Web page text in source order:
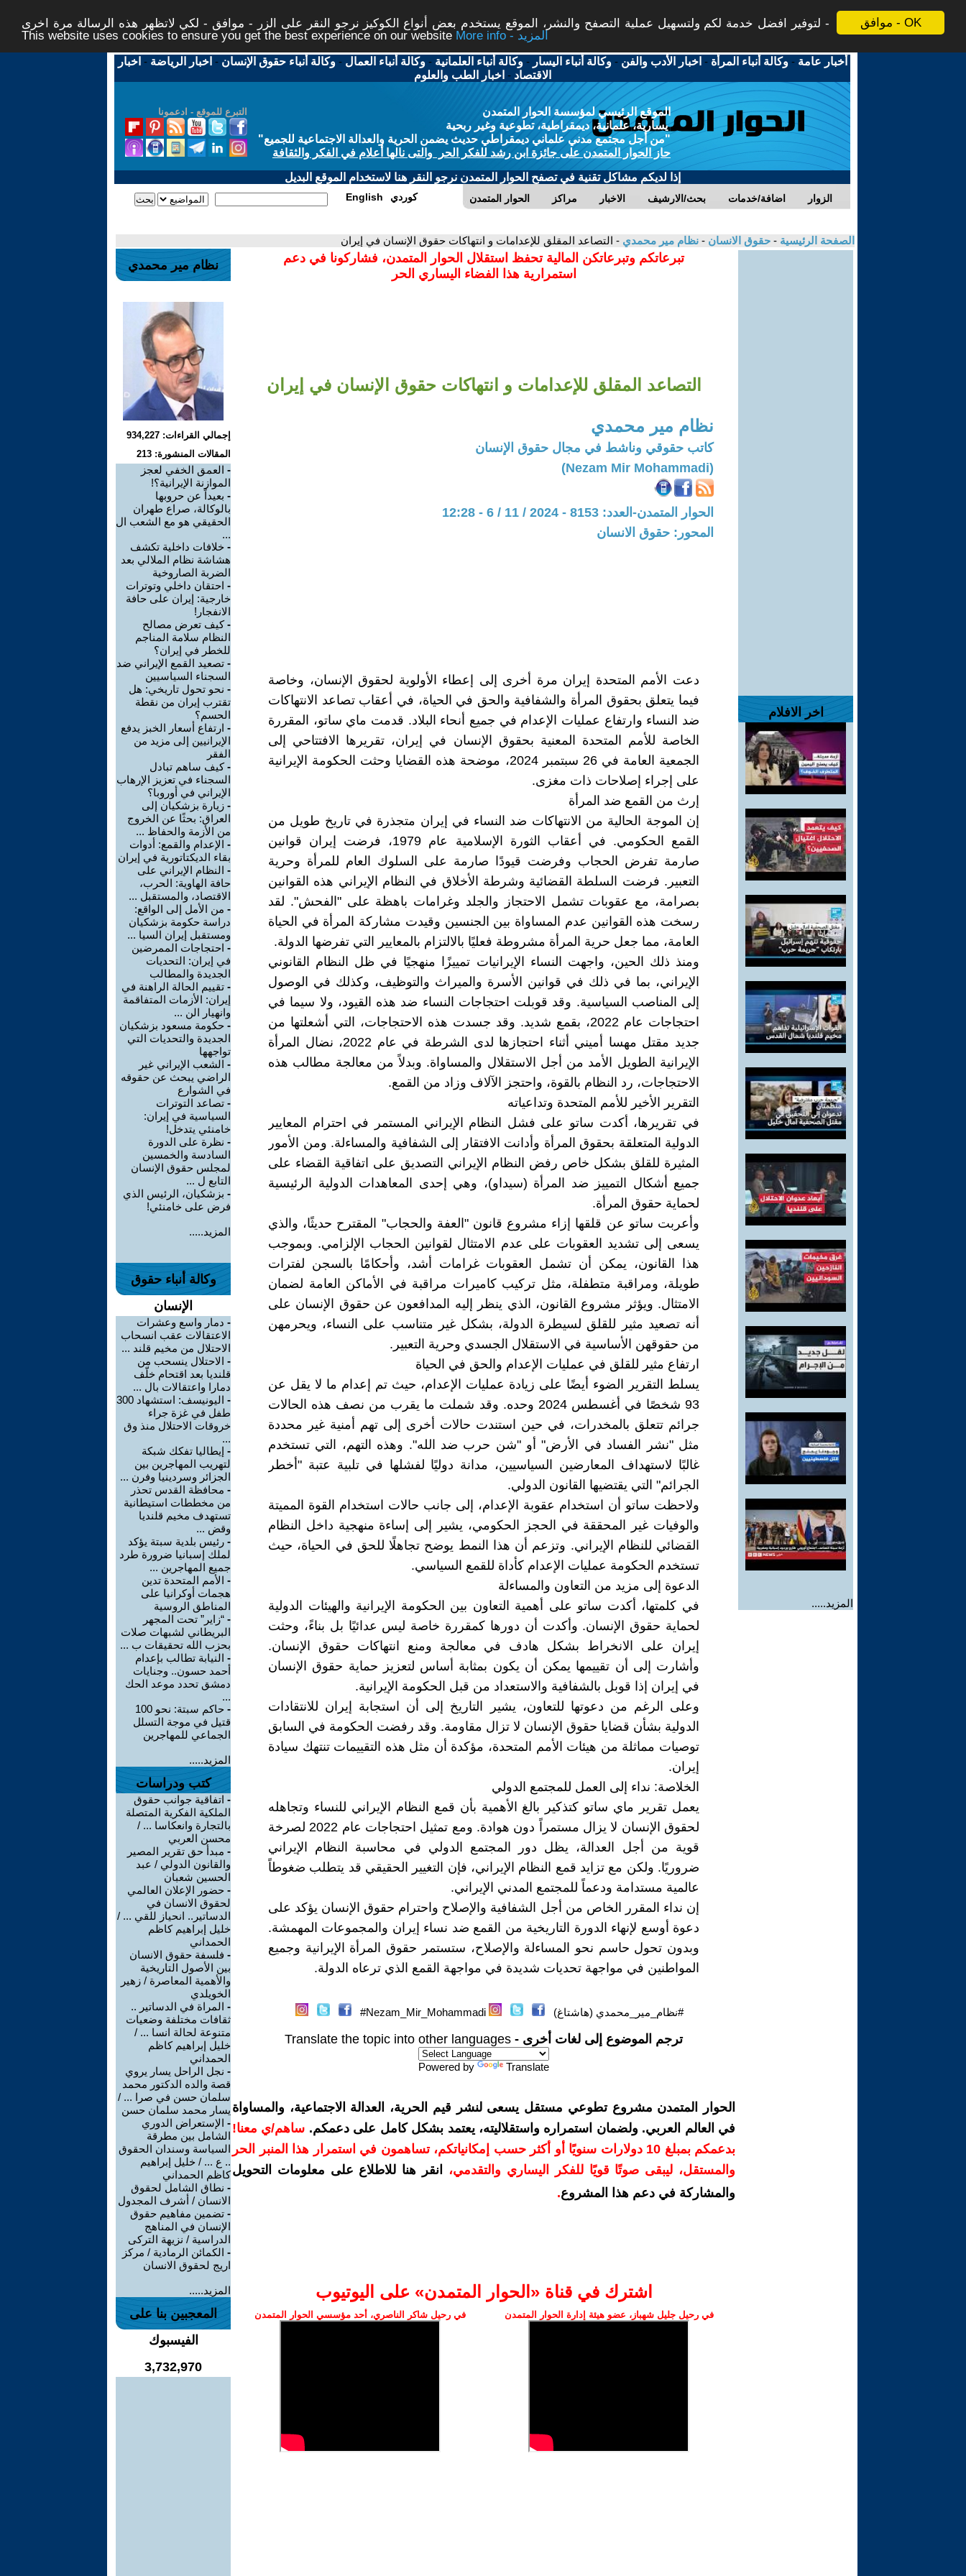
موافق - OK
لتوفير افضل خدمة لكم ولتسهيل عملية التصفح والنشر، الموقع يستخدم بعض أنواع الكوكيز نرجو النقر على الزر - موافق - لكي لاتظهر هذه الرسالة مرة اخرى -
This website uses cookies to ensure you get the best experience on our website
More info - المزيد
أخبار عامة -وكالة أنباء المرأة - اخبار الأدب والفن -وكالة أنباء اليسار -وكالة أنباء العلمانية -وكالة أنباء العمال -وكالة أنباء حقوق الإنسان - اخبار الرياضة - اخبار
الاقتصاد - اخبار الطب والعلوم
التبرع للموقع - ادعمونا
الموقع الرئيسي لمؤسسة الحوار المتمدن
يسارية، علمانية، ديمقراطية، تطوعية وغير ربحية
"من أجل مجتمع مدني علماني ديمقراطي حديث يضمن الحرية والعدالة الاجتماعية للجميع"
حاز الحوار المتمدن على جائزة ابن رشد للفكر الحر والتى نالها أعلام في الفكر والثقافة
إذا لديكم مشاكل تقنية في تصفح الحوار المتمدن نرجو النقر هنا لاستخدام الموقع البديل
الحوار المتمدن مراكز الاخبار بحث/الارشيف اضافة/خدمات الزوار English كوردي
الصفحة الرئيسية - حقوق الانسان - نظام مير محمدي - التصاعد المقلق للإعدامات و انتهاكات حقوق الإنسان في إيران
اخر الافلام
المزيد.....
تبرعاتكم وتبرعاتكن المالية تحفظ استقلال الحوار المتمدن، فشاركونا في دعم
استمرارية هذا الفضاء اليساري الحر
التصاعد المقلق للإعدامات و انتهاكات حقوق الإنسان في إيران
نظام مير محمدي
كاتب حقوقي وناشط في مجال حقوق الإنسان
(Nezam Mir Mohammadi)
الحوار المتمدن-العدد: 8153 - 2024 / 11 / 6 - 12:28
المحور: حقوق الانسان
دعت الأمم المتحدة إيران مرة أخرى إلى إعطاء الأولوية لحقوق الإنسان، وخاصة
فيما يتعلق بحقوق المرأة والشفافية والحق في الحياة، في أعقاب تصاعد الانتهاكات
ضد النساء وارتفاع عمليات الإعدام في جميع أنحاء البلاد. قدمت ماي ساتو، المقررة
الخاصة للأمم المتحدة المعنية بحقوق الإنسان في إيران، تقريرها الافتتاحي إلى
الجمعية العامة في 26 سبتمبر 2024، موضحة هذه القضايا وحثت الحكومة الإيرانية
على إجراء إصلاحات ذات مغزى.
إرث من القمع ضد المرأة
إن الموجة الحالية من الانتهاكات ضد النساء في إيران متجذرة في تاريخ طويل من
القمع الحكومي. في أعقاب الثورة الإسلامية عام 1979، فرضت إيران قوانين
صارمة تفرض الحجاب وفرضت قيودًا صارمة على السلوك العام للمرأة وحرية
التعبير. فرضت السلطة القضائية وشرطة الأخلاق في النظام الإيراني هذه القوانين
بصرامة، مع عقوبات تشمل الاحتجاز والجلد وغرامات باهظة على "الفحش". لقد
رسخت هذه القوانين عدم المساواة بين الجنسين وقيدت مشاركة المرأة في الحياة
العامة، مما جعل حرية المرأة مشروطة فعليًا بالالتزام بالمعايير التي تفرضها الدولة.
ومنذ ذلك الحين، واجهت النساء الإيرانيات تمييزًا منهجيًا في ظل النظام القانوني
الإيراني، بما في ذلك في قوانين الأسرة والميراث والتوظيف، وكذلك في الوصول
إلى المناصب السياسية. وقد قوبلت احتجاجات النساء ضد هذه القيود، ولا سيما في
احتجاجات عام 2022، بقمع شديد. وقد جسدت هذه الاحتجاجات، التي أشعلتها من
جديد مقتل مهسا أميني أثناء احتجازها لدى الشرطة في عام 2022، نضال المرأة
الإيرانية الطويل الأمد من أجل الاستقلال والمساواة. وبدلاً من معالجة مطالب هذه
الاحتجاجات، رد النظام بالقوة، واحتجز الآلاف وزاد من القمع.
التقرير الأخير للأمم المتحدة وتداعياته
في تقريرها، أكدت ساتو على فشل النظام الإيراني المستمر في احترام المعايير
الدولية المتعلقة بحقوق المرأة وأدانت الافتقار إلى الشفافية والمساءلة. ومن الأمور
المثيرة للقلق بشكل خاص رفض النظام الإيراني التصديق على اتفاقية القضاء على
جميع أشكال التمييز ضد المرأة (سيداو)، وهي إحدى المعاهدات الدولية الرئيسية
لحماية حقوق المرأة.
وأعربت ساتو عن قلقها إزاء مشروع قانون "العفة والحجاب" المقترح حديثًا، والذي
يسعى إلى تشديد العقوبات على عدم الامتثال لقوانين الحجاب الإلزامي. وبموجب
هذا القانون، يمكن أن تشمل العقوبات غرامات أشد، وأحكامًا بالسجن لفترات
طويلة، ومراقبة متطفلة، مثل تركيب كاميرات مراقبة في الأماكن العامة لضمان
الامتثال. ويؤثر مشروع القانون، الذي ينظر إليه المدافعون عن حقوق الإنسان على
أنه تصعيد مثير للقلق لسيطرة الدولة، بشكل غير متناسب على النساء، ويحرمهن
من حقوقهن الأساسية في الاستقلال الجسدي وحرية التعبير.
ارتفاع مثير للقلق في عمليات الإعدام والحق في الحياة
يسلط التقرير الضوء أيضًا على زيادة عمليات الإعدام، حيث تم إعدام ما لا يقل عن
93 شخصًا في أغسطس 2024 وحده. وقد شملت ما يقرب من نصف هذه الحالات
جرائم تتعلق بالمخدرات، في حين استندت حالات أخرى إلى تهم أمنية غير محددة
مثل "نشر الفساد في الأرض" أو "شن حرب ضد الله". وهذه التهم، التي تستخدم
غالبًا لاستهداف المعارضين السياسيين، مدانة دوليًا لفشلها في تلبية عتبة "أخطر
الجرائم" التي يقتضيها القانون الدولي.
ولاحظت ساتو أن استخدام عقوبة الإعدام، إلى جانب حالات استخدام القوة المميتة
والوفيات غير المحققة في الحجز الحكومي، يشير إلى إساءة منهجية داخل النظام
القضائي للنظام الإيراني. وتزعم أن هذا النمط يوضح تجاهلًا للحق في الحياة، حيث
تستخدم الحكومة عمليات الإعدام كأداة للقمع السياسي.
الدعوة إلى مزيد من التعاون والمساءلة
في كلمتها، أكدت ساتو على أهمية التعاون بين الحكومة الإيرانية والهيئات الدولية
لحماية حقوق الإنسان. وأكدت أن دورها كمقررة خاصة ليس عدائيًا بل بناءً، وحثت
إيران على الانخراط بشكل هادف في معالجة ومنع انتهاكات حقوق الإنسان.
وأشارت إلى أن تقييمها يمكن أن يكون بمثابة أساس لتعزيز حماية حقوق الإنسان
في إيران إذا قوبل بالشفافية والاستعداد من قبل الحكومة الإيرانية.
وعلى الرغم من دعوتها للتعاون، يشير التاريخ إلى أن استجابة إيران للانتقادات
الدولية بشأن قضايا حقوق الإنسان لا تزال مقاومة. وقد رفضت الحكومة في السابق
توصيات مماثلة من هيئات الأمم المتحدة، مؤكدة أن مثل هذه التقييمات تنتهك سيادة
إيران.
الخلاصة: نداء إلى العمل للمجتمع الدولي
يعمل تقرير ماي ساتو كتذكير بالغ الأهمية بأن قمع النظام الإيراني للنساء وتجاهله
لحقوق الإنسان لا يزال مستمراً دون هوادة. ومع تمثيل احتجاجات عام 2022 لصرخة
قوية من أجل العدالة، يظل دور المجتمع الدولي في محاسبة النظام الإيراني
ضروريًا. ولكن مع تزايد قمع النظام الإيراني، فإن التغيير الحقيقي قد يتطلب ضغوطاً
عالمية مستدامة ودعماً للمجتمع المدني الإيراني.
إن نداء المقرر الخاص من أجل الشفافية والإصلاح واحترام حقوق الإنسان يؤكد على
دعوة أوسع لإنهاء الدورة التاريخية من القمع ضد نساء إيران والمجموعات المهمشة.
وبدون تحول حاسم نحو المساءلة والإصلاح، ستستمر حقوق المرأة الإيرانية وجميع
المواطنين في مواجهة تحديات شديدة في مواجهة القمع الذي ترعاه الدولة.
#نظام_مير_محمدي (هاشتاغ) Nezam_Mir_Mohammadi#
ترجم الموضوع إلى لغات أخرى - Translate the topic into other languages
Powered by Translate
الحوار المتمدن مشروع تطوعي مستقل يسعى لنشر قيم الحرية، العدالة الاجتماعية، والمساواة
في العالم العربي. ولضمان استمراره واستقلاليته، يعتمد بشكل كامل على دعمكم. ساهم/ي معنا!
بدعمكم بمبلغ 10 دولارات سنويًا أو أكثر حسب إمكانياتكم، تساهمون في استمرار هذا المنبر الحر
والمستقل، ليبقى صوتًا قويًا للفكر اليساري والتقدمي،
انقر هنا للاطلاع على معلومات التحويل
والمشاركة في دعم هذا المشروع.
اشترك في قناة ‫«الحوار المتمدن» على اليوتيوب
في رحيل جليل شهباز، عضو هيئة إدارة الحوار المتمدن في رحيل شاكر الناصري، أحد مؤسسي الحوار المتمدن
نظام مير محمدي
إجمالي القراءات: 934,227
المقالات المنشورة: 213
- العمق الخفي لعجز
الموازنة الإيرانية؟!
- بعيداً عن حروبها
بالوكالة، صراع طهران
الحقيقي هو مع الشعب ال
...
- خلافات داخلية تكشف
هشاشة نظام الملالي بعد
الضربة الصاروخية
- احتقان داخلي وتوترات
خارجية: إيران على حافة
الانفجار!
-كيف تعرض مصالح
النظام سلامة المناجم
للخطر في إيران؟
- تصعيد القمع الإيراني ضد
السجناء السياسيين
- نحو تحول تاريخي: هل
تقترب إيران من نقطة
الحسم؟
- ارتفاع أسعار الخبز يدفع
الإيرانيين إلى مزيد من
الفقر
-كيف ساهم تبادل
السجناء في تعزيز الإرهاب
الإيراني في أوروبا؟
- زيارة بزشكيان إلى
العراق: بحثًا عن الخروج
من الأزمة والحفاظ ...
- الإعدام والقمع: أدوات
بقاء الديكتاتورية في إيران
- النظام الإيراني على
حافة الهاوية: الحرب،
الاقتصاد، والمستقبل ...
- من الأمل إلى الواقع:
دراسة حكومة بزشكيان
ومستقبل إيران السيا ...
- احتجاجات الممرضين
في إيران: التحديات
الجديدة والمطالب
- تقييم الحالة الراهنة في
إيران: الأزمات المتفاقمة
وانهيار الن ...
- حكومة مسعود بزشكيان
الجديدة والتحديات التي
تواجهها
- الشعب الإيراني غير
الراضي يبحث عن حقوقه
في الشوارع
- تصاعد التوترات
السياسية في إيران:
خامنئي يتدخل!
- نظرة على الدورة
السادسة والخمسين
لمجلس حقوق الإنسان
التابع ل ...
- بزشكيان، الرئيس الذي
فرض على خامنئي!
المزيد.....
وكالة أنباء حقوق
الإنسان
- دمار واسع وعشرات
الاعتقالات عقب انسحاب
الاحتلال من مخيم قلند ...
- الاحتلال ينسحب من
قلنديا بعد اقتحام خلّف
دمارا واعتقالات بال ...
-
اليونيسف: استشهاد 300
طفل في غزة جراء
خروقات الاحتلال منذ وق
...
- إيطاليا تفكك شبكة
لتهريب المهاجرين بين
الجزائر وسردينيا وفرن ...
- محافظة القدس تحذر
من مخططات استيطانية
تستهدف مخيم قلنديا
وقض ...
- رئيس بلدية سبتة يؤكد
لملك إسبانيا ضرورة طرد
جميع المهاجرين ...
- الأمم المتحدة تدين
هجمات أوكرانيا على
المناطق الروسية
- “زاير” تحت المجهر
البريطاني لشبهات صلات
بحزب الله تحقيقات ب ...
- النيابة تطالب بإعدام
أحمد حسون.. وجنايات
دمشق تحدد موعد الحك
...
-
حاكم سبتة: نحو 100
قتيل في موجة التسلل
الجماعي للمهاجرين
المزيد.....
كتب ودراسات
- اتفاقية جوانب حقوق
الملكية الفكرية المتصلة
بالتجارة وانعكاسا ... /
محسن العربي
- مبدأ حق تقرير المصير
والقانون الدولي / عبد
الحسين شعبان
- حضور الإعلان العالمي
لحقوق الانسان في
الدساتير.. انحياز للقي ... /
خليل إبراهيم كاظم
الحمداني
- فلسفة حقوق الانسان
بين الأصول التاريخية
والأهمية المعاصرة / زهير
الخويلدي
- المراة في الدساتير ..
ثقافات مختلفة وضعيات
متنوعة لحالة انسا ... /
خليل إبراهيم كاظم
الحمداني
- نجل الراحل يسار يروي
قصة والده الدكتور محمد
سلمان حسن في صرا ... /
يسار محمد سلمان حسن
- الإستعراض الدوري
الشامل بين مطرقة
السياسة وسندان الحقوق
.. ع ... / خليل إبراهيم
كاظم الحمداني
- نطاق الشامل لحقوق
الانسان / أشرف المجدول
- تضمين مفاهيم حقوق
الإنسان في المناهج
الدراسية / نزيهة التركى
- الكمائن الرمادية / مركز
اريج لحقوق الانسان
المزيد.....
المعجبين بنا على
الفيسبوك
3,732,970